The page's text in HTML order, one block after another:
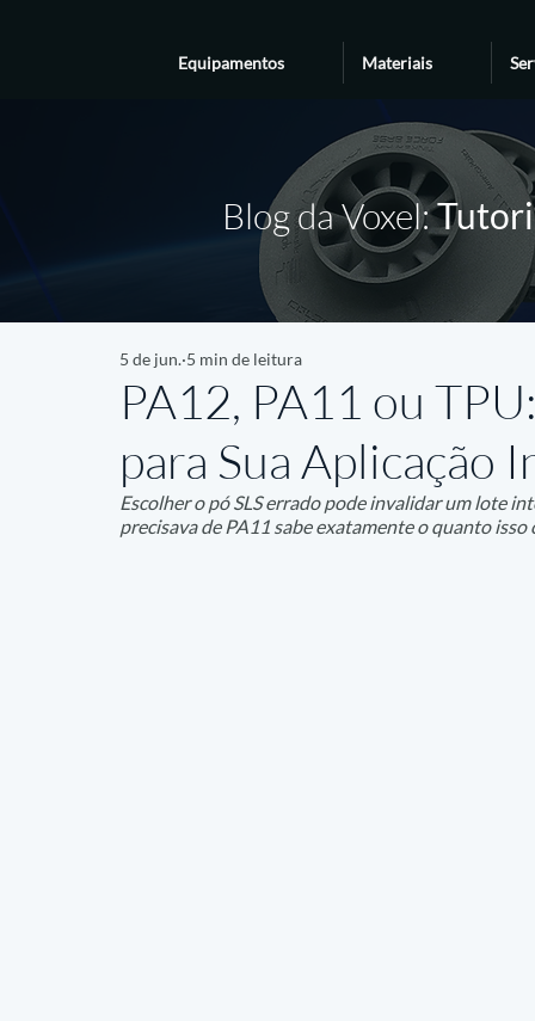
Equipamentos Materiais
Blog da Voxel:
PA12, PA11 ou
para Sua Aplicação
5 de jun. 5 min de leitura
Escolher o pó SLS errado pode invalidar um lote
precisava de PA11 sabe exatamente o quanto isso